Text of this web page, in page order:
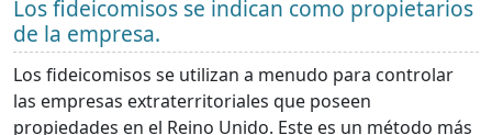
Los fideicomisos se indican como propietarios
de la empresa.
Los fideicomisos se utilizan a menudo para controlar
las empresas extraterritoriales que poseen
propiedades en el Reino Unido. Este es un método más